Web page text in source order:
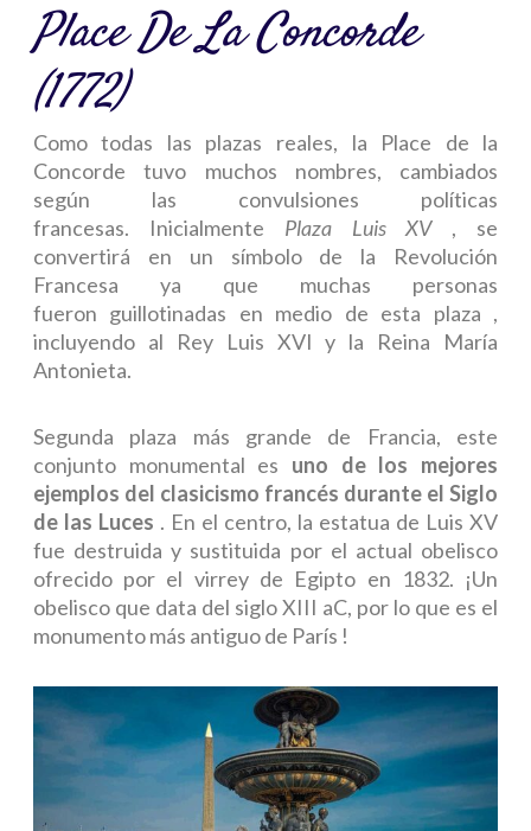
Place De La Concorde
(1772)
Como todas las plazas reales, la Place de la
Concorde tuvo muchos nombres, cambiados
según las convulsiones políticas
francesas. Inicialmente Plaza Luis XV, se
convertirá en un símbolo de la Revolución
Francesa ya que muchas personas
fueron guillotinadas en medio de esta plaza ,
incluyendo al Rey Luis XVI y la Reina María
Antonieta.
Segunda plaza más grande de Francia, este
conjunto monumental es uno de los mejores
ejemplos del clasicismo francés durante el Siglo
de las Luces . En el centro, la estatua de Luis XV
fue destruida y sustituida por el actual obelisco
ofrecido por el virrey de Egipto en 1832. ¡Un
obelisco que data del siglo XIII aC, por lo que es el
monumento más antiguo de París !